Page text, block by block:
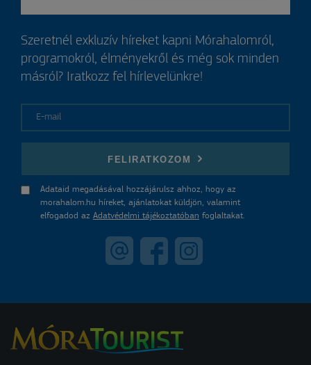
Szeretnél exkluzív híreket kapni Mórahalomról,
programokról, élményekről és még sok minden
másról? Iratkozz fel hírlevelünkre!
FELIRATKOZOM
Adataid megadásával hozzájárulsz ahhoz, hogy az
morahalom.hu híreket, ajánlatokat küldjön, valamint
elfogadod az Adatvédelmi tájékoztatóban foglaltakat.